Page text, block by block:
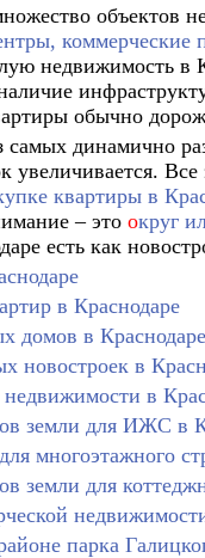
объектов
коммерческие
недвижимость в
обычно
динамично
увеличивается.
квартиры в
– это округ
есть как
в Краснодаре
домов в Краснодаре
новостроек в
в
земли для ИЖС в
многоэтажного
земли для
парка